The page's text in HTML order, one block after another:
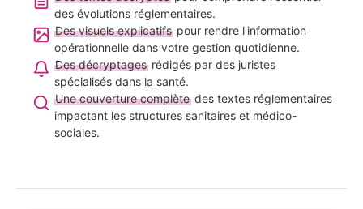
des évolutions réglementaires.
Des visuels explicatifspour rendre l'information
opérationnelle dans votre gestion quotidienne.
Des décryptagesrédigés par des juristes
spécialisés dans la santé.
Une couverture complètedes textes réglementaires
impactant les structures sanitaires et médico-
sociales.